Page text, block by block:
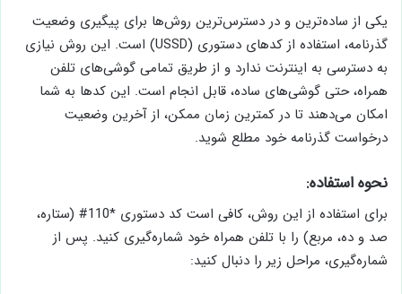
یکی از ساده‌ترین و در دسترس‌ترین روش‌ها برای پیگیری وضعیت
گذرنامه، استفاده از کدهای دستوری (USSD) است. این روش نیازی
به دسترسی به اینترنت ندارد و از طریق تمامی گوشی‌های تلفن
همراه، حتی گوشی‌های ساده، قابل انجام است. این کدها به شما
امکان می‌دهند تا در کمترین زمان ممکن، از آخرین وضعیت
درخواست گذرنامه خود مطلع شوید.
نحوه استفاده:
برای استفاده از این روش، کافی است کد دستوری *110# (ستاره،
صد و ده، مربع) را با تلفن همراه خود شماره‌گیری کنید. پس از
شماره‌گیری، مراحل زیر را دنبال کنید: